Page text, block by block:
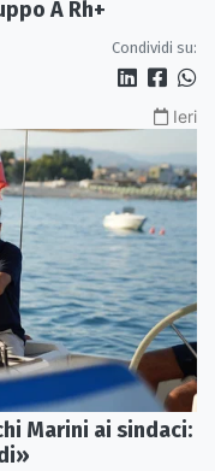
A Rh+
Condividi su:
Ieri
Marini ai sindaci: